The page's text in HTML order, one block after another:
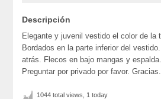
Descripción
Elegante y juvenil vestido el color de la
Bordados en la parte inferior del
atrás. Flecos en bajo mangas y
Preguntar por privado por favor. Gracias.
1044 total views, 1 today